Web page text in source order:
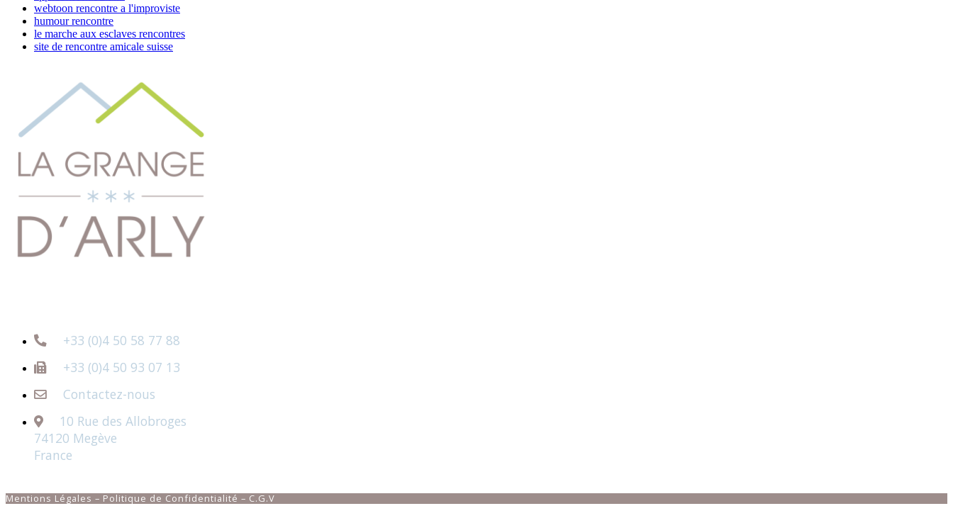
webtoon rencontre a l'improviste
humour rencontre
le marche aux esclaves rencontres
site de rencontre amicale suisse
+33 (0)4 50 58 77 88
+33 (0)4 50 93 07 13
Contactez-nous
10 Rue des Allobroges
74120 Megève
France
Mentions Légales – Politique de Confidentialité – C.G.V